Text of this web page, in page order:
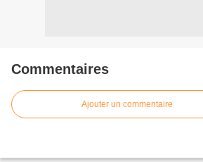
Commentaires
Ajouter un commentaire